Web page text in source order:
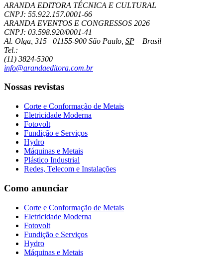
ARANDA EDITORA TÉCNICA E CULTURAL
CNPJ: 55.922.157.0001-66
ARANDA EVENTOS E CONGRESSOS 2026
CNPJ: 03.598.920/0001-41
Al. Olga, 315– 01155-900 São Paulo SP – Brasil
Tel.:
(11) 3824-5300
info@arandaeditora.com.br
Nossas revistas
Corte e Conformação de Metais
Eletricidade Moderna
Fotovolt
Fundição e Serviços
Hydro
Máquinas e Metais
Plástico Industrial
Redes, Telecom e Instalações
Como anunciar
Corte e Conformação de Metais
Eletricidade Moderna
Fotovolt
Fundição e Serviços
Hydro
Máquinas e Metais